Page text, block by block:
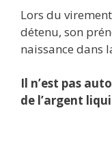
Lors du
détenu, son
naissance dans
Il n’est pas
de l’argent